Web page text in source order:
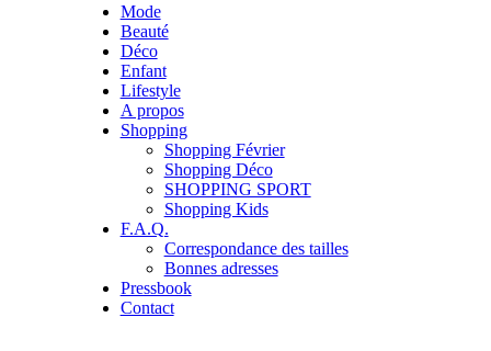
Mode
Beauté
Déco
Enfant
Lifestyle
A propos
Shopping
Shopping Février
Shopping Déco
SHOPPING SPORT
Shopping Kids
F.A.Q.
Correspondance des tailles
Bonnes adresses
Pressbook
Contact